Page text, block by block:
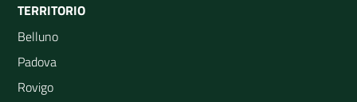
TERRITORIO
Belluno
Padova
Rovigo